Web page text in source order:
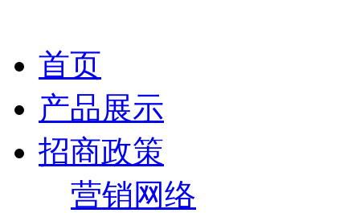
首页
产品展示
招商政策
营销网络